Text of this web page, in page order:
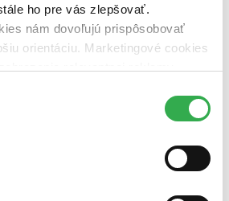
ho pre vás zlepšovať.
nám dovoľujú prispôsobovať
orientáciu. Marketingové cookies
mohli používať všetky tieto
čítaná
stav (0 titulov)čítaná - výborný stav
opotrebovaná (0 titulov) čítaná - mierne
kníh (0 titulov)čítané verzie